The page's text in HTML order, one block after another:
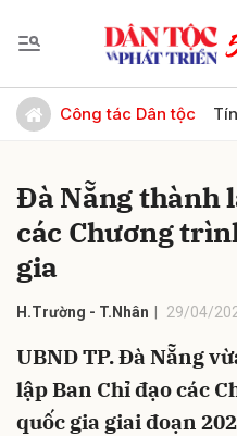
Công tác Dân tộc
Đà Nẵng thành
các Chương
gia
H.Trường - T.Nhân 29/04/
UBND TP. Đà Nẵng
lập Ban Chỉ đạo các
quốc gia giai đoạn
Gửi bình luận